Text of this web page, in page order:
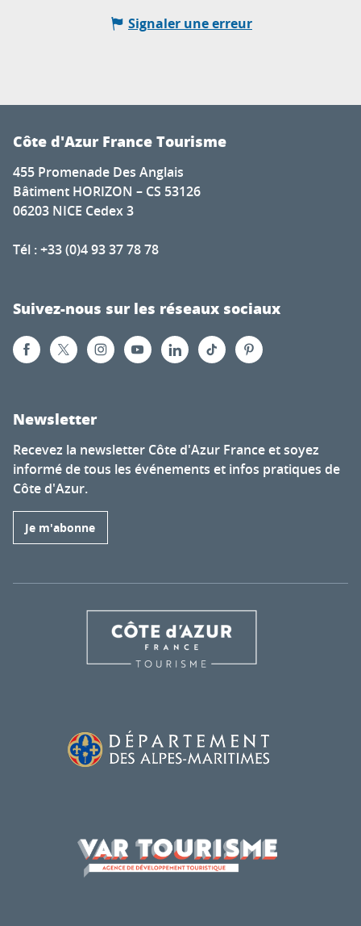
Signaler une erreur
Côte d'Azur France Tourisme
455 Promenade Des Anglais
Bâtiment HORIZON – CS 53126
06203 NICE Cedex 3
Tél : +33 (0)4 93 37 78 78
Suivez-nous sur les réseaux sociaux
Newsletter
Recevez la newsletter Côte d'Azur France et soyez
informé de tous les événements et infos pratiques de
Côte d'Azur.
Je m'abonne